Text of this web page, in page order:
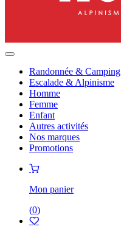
Randonnée & Camping
Escalade & Alpinisme
Homme
Femme
Enfant
Autres activités
Nos marques
Promotions
Mon panier
(0)